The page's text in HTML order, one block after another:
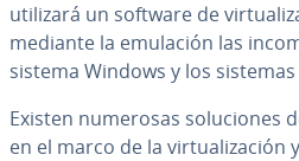
utilizará un software de
mediante la emulación las
sistema Windows y los
Existen numerosas so­lu­cio­nes
en el marco de la